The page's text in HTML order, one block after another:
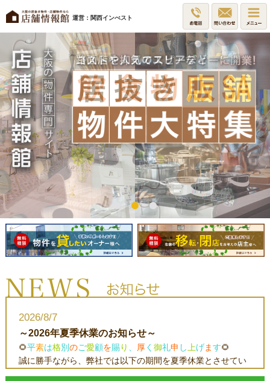
運営：関西インべスト
2026/8/7
～2026年夏季休業のお知らせ～
🌻平素は格別のご愛顧を賜り 厚く 御礼申 し 上げます🌻
誠に勝手ながら、弊社では以下の期間を夏季休業とさせてい